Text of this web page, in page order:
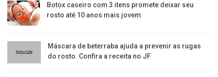
Botox caseiro com 3 itens promete deixar seu
rosto até 10 anos mais jovem
Máscara de beterraba ajuda a prevenir as rugas
do rosto. Confira a receita no JF